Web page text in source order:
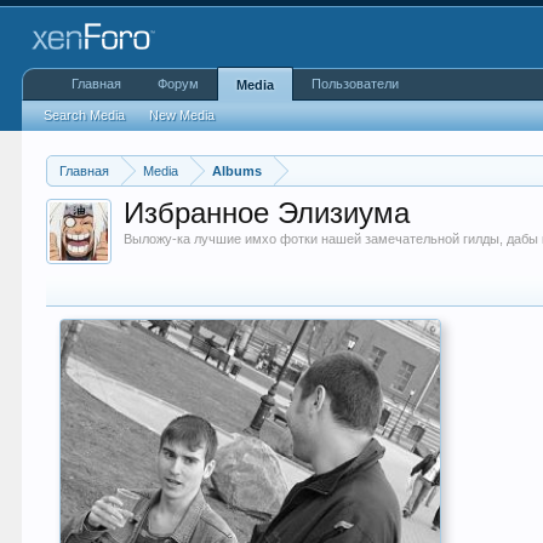
Главная Media Albums
Избранное Элизиума
Выложу-ка лучшие имхо фотки нашей замечательной гилды, дабы
Главная Форум Media
Search Media New Media
Пользователи